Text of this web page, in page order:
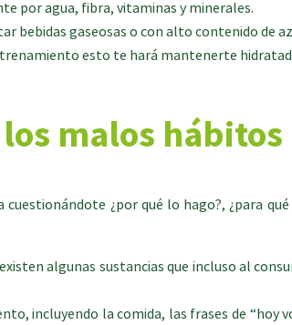
por agua, fibra, vitaminas y minerales.
bebidas gaseosas o con alto contenido de
esto te hará mantenerte
malos hábitos
¿por qué lo hago?, ¿para
algunas sustancias que incluso al
incluyendo la comida, las frases de